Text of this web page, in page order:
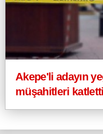
Akepe'li adayın
müşahitleri katletti